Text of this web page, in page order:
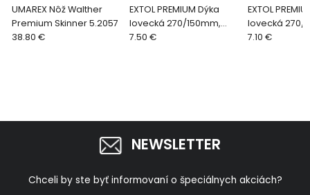
UMAREX Nôž Walther
Premium Skinner 5.2057
38.80 €
EXTOL PREMIUM Dýka
lovecká 270/150mm,
antikoro, nylonové
7.50 €
EXTOL
lovecká 270/
antikoro,
7.10 €
NEWSLETTER
Chceli by ste byť informovaní o špeciálnych akciách?